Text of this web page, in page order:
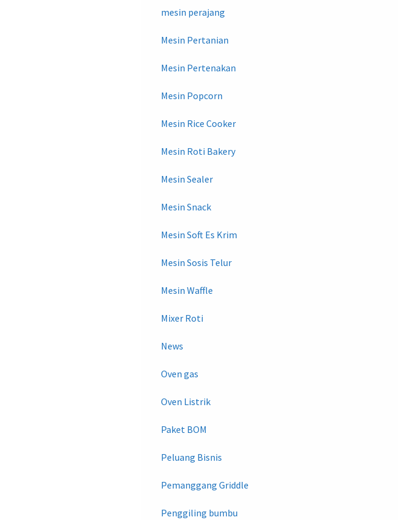
mesin perajang
Mesin Pertanian
Mesin Pertenakan
Mesin Popcorn
Mesin Rice Cooker
Mesin Roti Bakery
Mesin Sealer
Mesin Snack
Mesin Soft Es Krim
Mesin Sosis Telur
Mesin Waffle
Mixer Roti
News
Oven gas
Oven Listrik
Paket BOM
Peluang Bisnis
Pemanggang Griddle
Penggiling bumbu